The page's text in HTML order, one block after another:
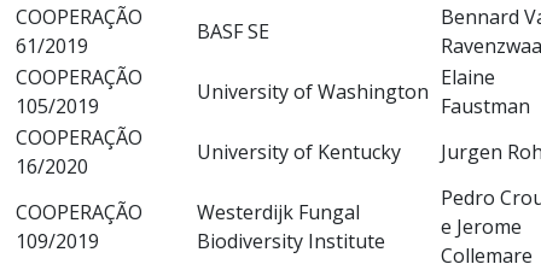
COOPERAÇÃO
61/2019
BASF SE
Bennard
COOPERAÇÃO
105/2019
University of Washington
Elaine
Faustman
COOPERAÇÃO
16/2020
University of Kentucky Jurgen
COOPERAÇÃO
109/2019
Westerdijk Fungal
Biodiversity Institute
Pedro
e Jerome
Collemare